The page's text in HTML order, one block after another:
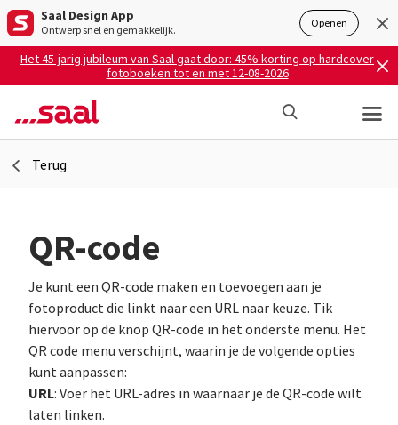
Saal Design App
Ontwerp snel en gemakkelijk. Openen
Het 45-jarig jubileum van Saal gaat door: 45% korting op hardcover
fotoboeken tot en met 12-08-2026
Terug
QR-code
Je kunt een QR-code maken en toevoegen aan je
fotoproduct die linkt naar een URL naar keuze. Tik
hiervoor op de knop QR-code in het onderste menu. Het
QR code menu verschijnt, waarin je de volgende opties
kunt aanpassen:
URL: Voer het URL-adres in waarnaar je de QR-code wilt
laten linken.